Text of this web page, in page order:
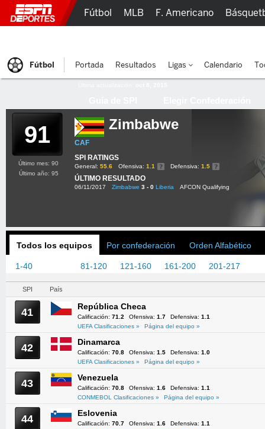
91 Zimbabwe
CAF
SPI RATINGS
General: 55.6 Ofensiva: 1.1 Defensiva: 1.5
ÚLTIMO RESULTADO
06/11/2017 Zimbabwe 3 - 0 Liberia AFCON Qualifying
Último mes: 90
Último año: 95
Todos los equipos Por confederación Orden Alfabético
1-40 81-120 121-160 161-200 201-217
SPI País
41 República Checa
Calificación: 71.2 Ofensiva: 1.7 Defensiva: 1.1
UEFA Clasificaciones »
Página del equipo »
42 Dinamarca
Calificación: 70.8 Ofensiva: 1.5 Defensiva: 1.0
UEFA Clasificaciones »
Página del equipo »
43 Venezuela
Calificación: 70.8 Ofensiva: 1.6 Defensiva: 1.1
CONMEBOL Clasificaciones »
Página del equipo »
44 Eslovenia
Calificación: 70.7 Ofensiva: 1.6 Defensiva: 1.1
Fútbol MLB F. Americano
Fútbol Portada Resultados Ligas Calendario